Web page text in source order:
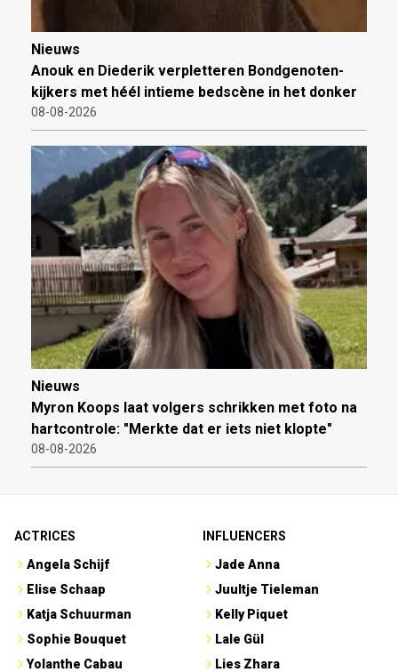
Nieuws
Anouk en Diederik verpletteren Bondgenoten-
kijkers met héél intieme bedscène in het donker
08-08-2026
Nieuws
Myron Koops laat volgers schrikken met foto na
hartcontrole: "Merkte dat er iets niet klopte"
08-08-2026
ACTRICES
Angela Schijf
Elise Schaap
Katja Schuurman
Sophie Bouquet
Yolanthe Cabau
INFLUENCERS
Jade Anna
Juultje Tieleman
Kelly Piquet
Lale Gül
Lies Zhara